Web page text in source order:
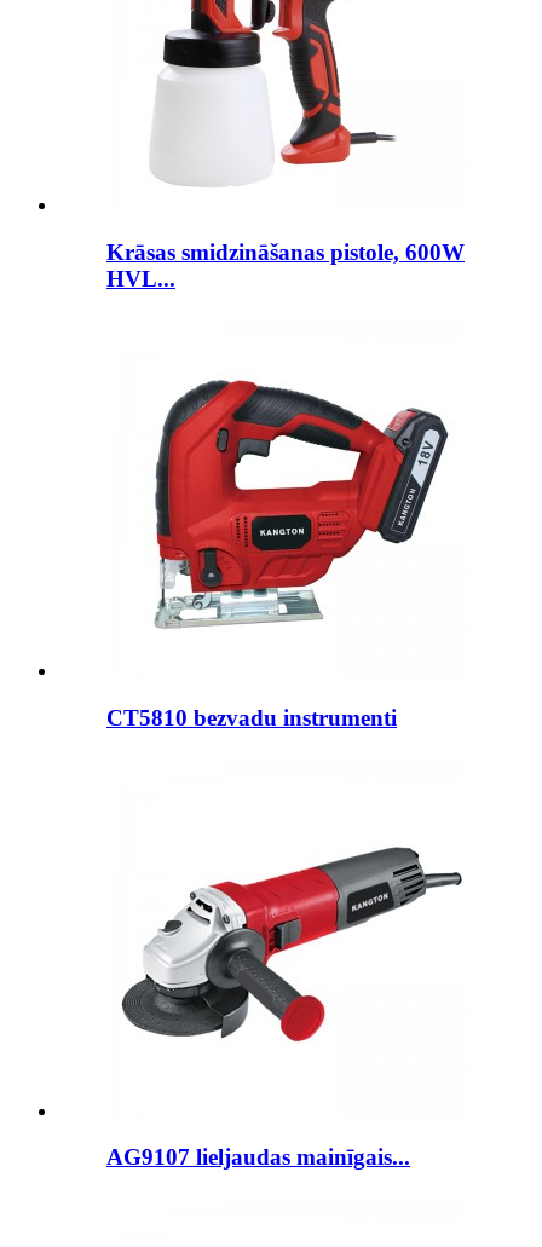
Krāsas smidzināšanas pistole, 600W
HVL...
CT5810 bezvadu instrumenti
AG9107 lieljaudas mainīgais...